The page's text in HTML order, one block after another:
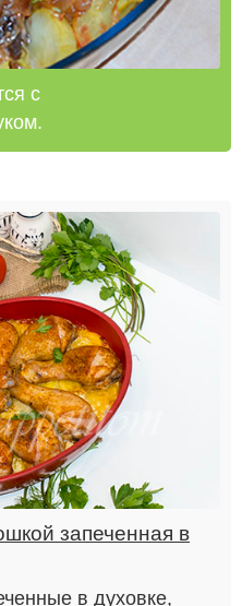
с
запеченная в
в духовке,